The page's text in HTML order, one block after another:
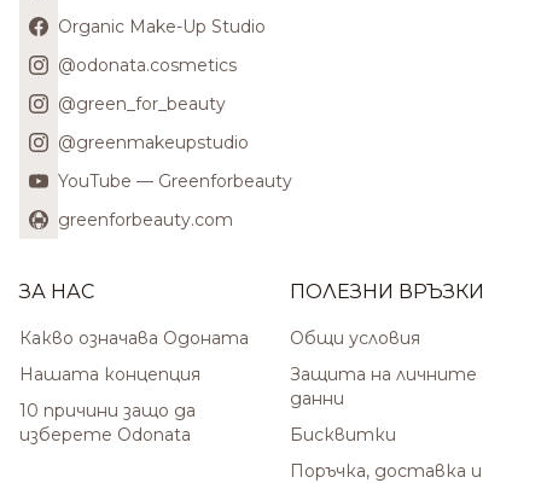
Organic Make-Up Studio
@odonata.cosmetics
@green_for_beauty
@greenmakeupstudio
YouTube — Greenforbeauty
greenforbeauty.com
ЗА НАС
Какво означава Одоната
Нашата концепция
10 причини защо да
изберете Odonata
ПОЛЕЗНИ ВРЪЗКИ
Общи условия
Защита на личните
данни
Бисквитки
Поръчка, доставка и